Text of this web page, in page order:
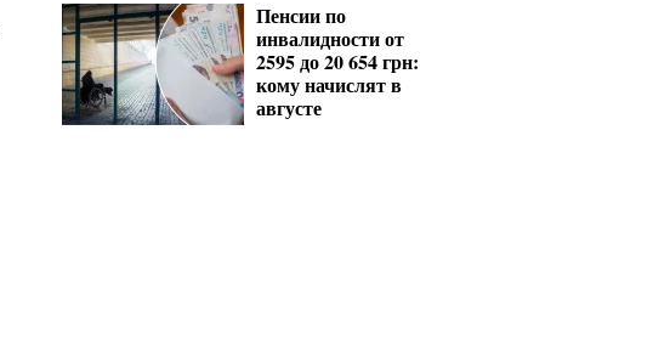
Пенсии по
инвалидности от
2595 до 20 654 грн:
кому начислят в
августе